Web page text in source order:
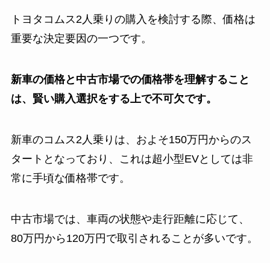
トヨタコムス2人乗りの購入を検討する際、価格は
重要な決定要因の一つです。
新車の価格と中古市場での価格帯を理解すること
は、賢い購入選択をする上で不可欠です。
新車のコムス2人乗りは、およそ150万円からのス
タートとなっており、これは超小型EVとしては非
常に手頃な価格帯です。
中古市場では、車両の状態や走行距離に応じて、
80万円から120万円で取引されることが多いです。